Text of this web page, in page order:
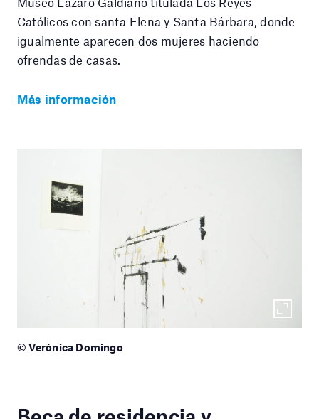
Católicos con santa Elena y Santa Bárbara, donde
igualmente aparecen dos mujeres haciendo
ofrendas de casas.
Más información
© Verónica Domingo